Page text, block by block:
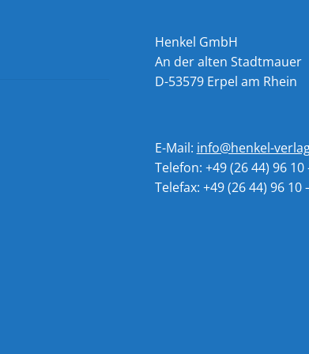
Henkel GmbH
An der alten Stadtmauer
D-53579 Erpel am Rhein
E-Mail: info@henkel-
Telefon: +49 (26 44) 96 10
Telefax: +49 (26 44) 96 10